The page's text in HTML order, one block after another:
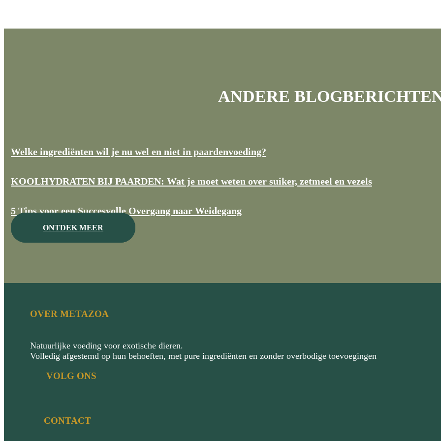
ANDERE
Welke ingrediënten wil je nu wel en niet in paardenvoeding?
KOOLHYDRATEN BIJ PAARDEN: Wat je moet weten over suiker, zetmeel en vezels
5 Tips voor een Succesvolle Overgang naar Weidegang
ONTDEK MEER
OVER METAZOA
Natuurlijke voeding voor exotische dieren.
Volledig afgestemd op hun behoeften, met pure ingrediënten en zonder overbodige toevoegingen
VOLG ONS
CONTACT